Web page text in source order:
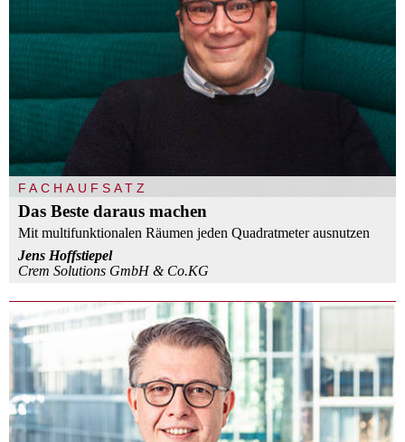
FACHAUFSATZ
Das Beste daraus machen
Mit multifunktionalen Räumen jeden Quadratmeter ausnutzen
Jens Hoffstiepel
Crem Solutions GmbH & Co.KG